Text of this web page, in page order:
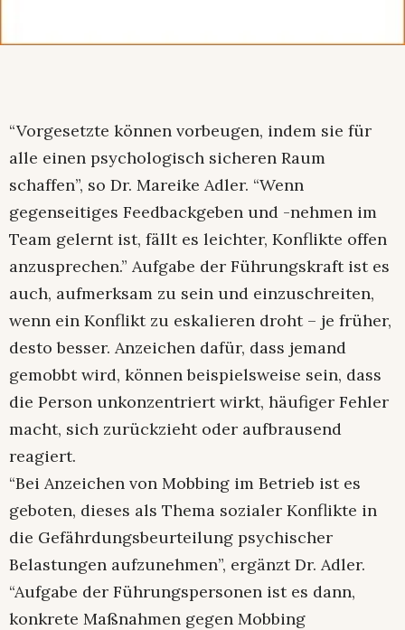
“Vorgesetzte können vorbeugen, indem sie für
alle einen psychologisch sicheren Raum
schaffen”, so Dr. Mareike Adler. “Wenn
gegenseitiges Feedbackgeben und -nehmen im
Team gelernt ist, fällt es leichter, Konflikte offen
anzusprechen.” Aufgabe der Führungskraft ist es
auch, aufmerksam zu sein und einzuschreiten,
wenn ein Konflikt zu eskalieren droht – je früher,
desto besser. Anzeichen dafür, dass jemand
gemobbt wird, können beispielsweise sein, dass
die Person unkonzentriert wirkt, häufiger Fehler
macht, sich zurückzieht oder aufbrausend
reagiert.
“Bei Anzeichen von Mobbing im Betrieb ist es
geboten, dieses als Thema sozialer Konflikte in
die Gefährdungsbeurteilung psychischer
Belastungen aufzunehmen”, ergänzt Dr. Adler.
“Aufgabe der Führungspersonen ist es dann,
konkrete Maßnahmen gegen Mobbing